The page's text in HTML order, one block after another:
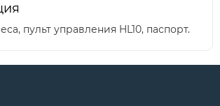
пульт управления HL10, паспорт.